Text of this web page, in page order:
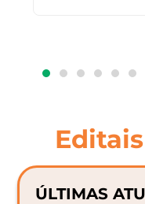
ÚLTIMAS